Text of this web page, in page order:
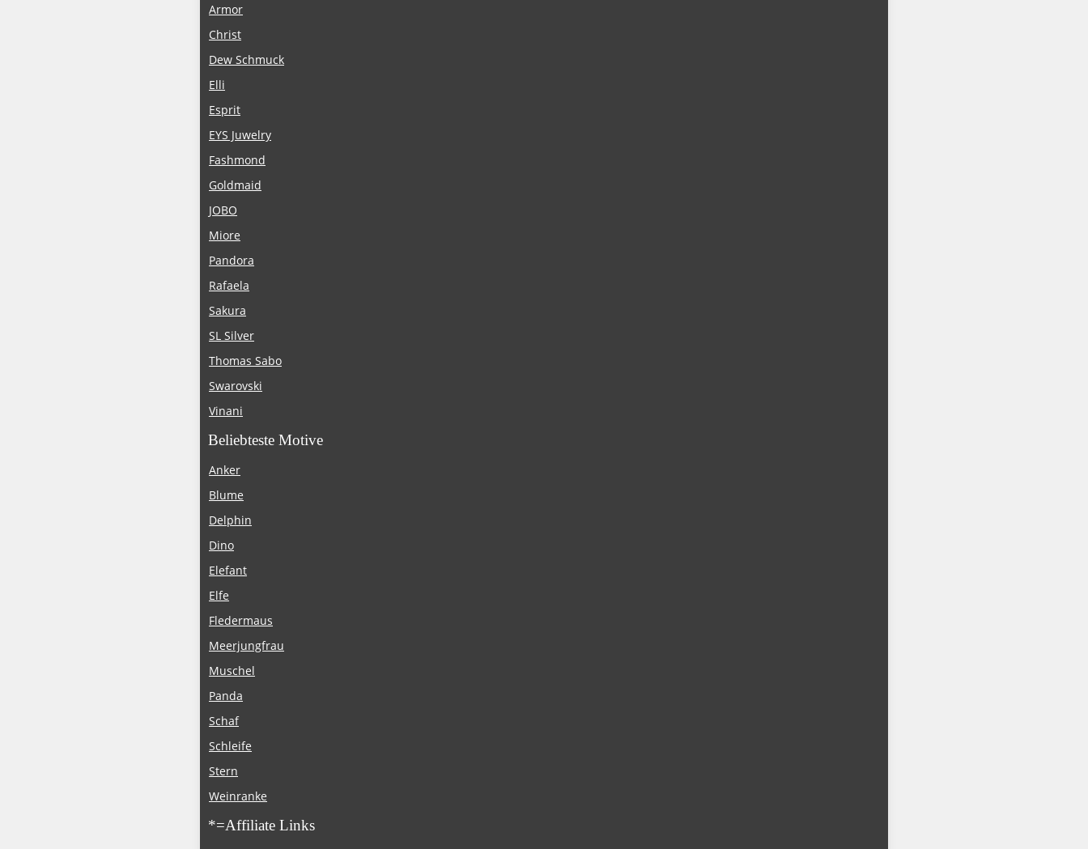
Armor
Christ
Dew Schmuck
Elli
Esprit
EYS Juwelry
Fashmond
Goldmaid
JOBO
Miore
Pandora
Rafaela
Sakura
SL Silver
Thomas Sabo
Swarovski
Vinani
Beliebteste Motive
Anker
Blume
Delphin
Dino
Elefant
Elfe
Fledermaus
Meerjungfrau
Muschel
Panda
Schaf
Schleife
Stern
Weinranke
*=Affiliate Links